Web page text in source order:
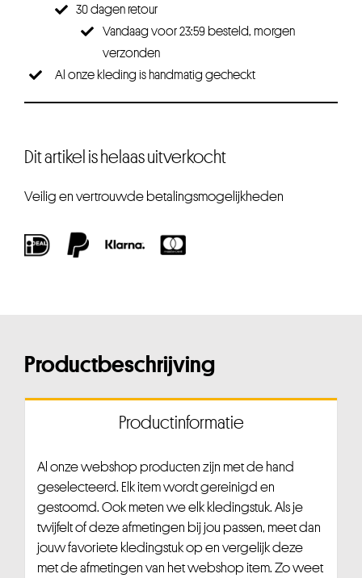
30 dagen retour
Vandaag voor 23:59 besteld, morgen
verzonden
Al onze kleding is handmatig gecheckt
Dit artikel is helaas uitverkocht
Veilig en vertrouwde betalingsmogelijkheden
Productbeschrijving
Productinformatie
Al onze webshop producten zijn met de hand
geselecteerd. Elk item wordt gereinigd en
gestoomd. Ook meten we elk kledingstuk. Als je
twijfelt of deze afmetingen bij jou passen, meet dan
jouw favoriete kledingstuk op en vergelijk deze
met de afmetingen van het webshop item. Zo weet